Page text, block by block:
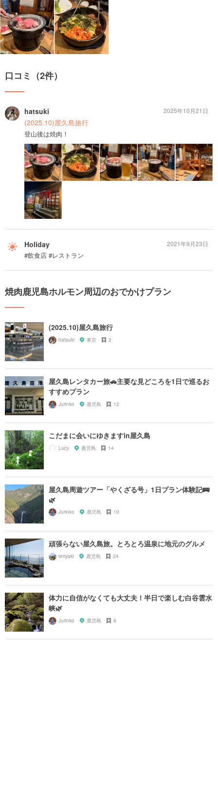
口コミ（2件）
hatsuki
(2025.10)屋久島旅行
登山後は焼肉！
2025年10月21日
Holiday
#飲食店 #レストラン
2021年9月23日
焼肉鹿児島ホルモン周辺のおでかけプラン
(2025.10)屋久島旅行
hatsuki 東京 2
屋久島レンタカー旅🚗主要な見どころを1日で巡るお
すすめプラン
Jurinko 鹿児島 12
こだまに会いにゆきますin屋久島
Lucy 鹿児島 14
屋久島周遊ツアー「やくざる号」1日プラン体験記🚌
🌿
Jurinko 鹿児島 10
頑張らない屋久島旅。とろとろ温泉に地元のグルメ
teriyaki 鹿児島 24
体力に自信がなくても大丈夫！半日で楽しむ白谷雲水
峡🌿
Jurinko 鹿児島 6